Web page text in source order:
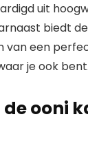
uit
biedt
een
je ook bent.
ooni